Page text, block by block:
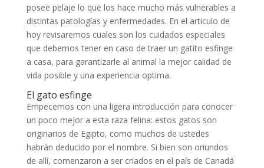
posee pelaje lo que los hace mucho más vulnerables a
distintas patologías y enfermedades. En el articulo de
hoy revisaremos cuales son los cuidados especiales
que debemos tener en caso de traer un gatito esfinge
a casa, para garantizarle al animal la mejor calidad de
vida posible y una experiencia optima.
El gato esfinge
Empecemos con una ligera introducción para conocer
un poco mejor a esta raza felina: estos gatos son
originarios de Egipto, como muchos de ustedes
habrán deducido por el nombre. Si bien son oriundos
de allí, comenzaron a ser criados en el país de Canadá